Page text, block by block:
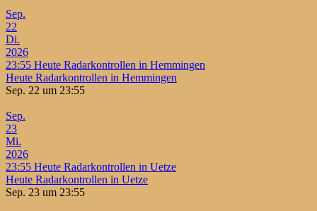
Sep.
22
Di.
2026
23:55 Heute Radarkontrollen in Hemmingen
Heute Radarkontrollen in Hemmingen
Sep. 22 um 23:55
Sep.
23
Mi.
2026
23:55 Heute Radarkontrollen in Uetze
Heute Radarkontrollen in Uetze
Sep. 23 um 23:55